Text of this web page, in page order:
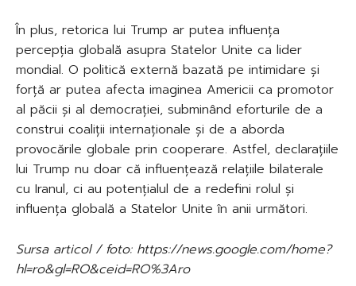
În plus, retorica lui Trump ar putea influența
percepția globală asupra Statelor Unite ca lider
mondial. O politică externă bazată pe intimidare și
forță ar putea afecta imaginea Americii ca promotor
al păcii și al democrației, subminând eforturile de a
construi coaliții internaționale și de a aborda
provocările globale prin cooperare. Astfel, declarațiile
lui Trump nu doar că influențează relațiile bilaterale
cu Iranul, ci au potențialul de a redefini rolul și
influența globală a Statelor Unite în anii următori.
Sursa articol / foto: https://news.google.com/home?
hl=ro&gl=RO&ceid=RO%3Aro